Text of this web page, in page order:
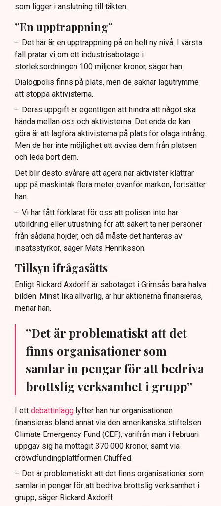
som ligger i anslutning till täkten.
”En upptrappning”
– Det här är en upptrappning på en helt ny nivå. I värsta
fall pratar vi om ett industrisabotage i
storleksordningen 100 miljoner kronor, säger han.
Dialogpolis finns på plats, men de saknar lagutrymme
att stoppa aktivisterna.
– Deras uppgift är egentligen att hindra att något ska
hända mellan oss och aktivisterna. Det enda de kan
göra är att lagföra aktivisterna på plats för olaga intrång.
Men de har inte möjlighet att avvisa dem från platsen
och leda bort dem.
Det blir desto svårare att agera när aktivister klättrar
upp på maskintak flera meter ovanför marken, fortsätter
han.
– Vi har fått förklarat för oss att polisen inte har
utbildning eller utrustning för att säkert ta ner personer
från sådana höjder, och då måste det hanteras av
insatsstyrkor, säger Mats Henriksson.
Tillsyn ifrågasätts
Enligt Rickard Axdorff är sabotaget i Grimsås bara halva
bilden. Minst lika allvarlig, är hur aktionerna finansieras,
menar han.
”Det är problematiskt att det
finns organisationer som
samlar in pengar för att bedriva
brottslig verksamhet i grupp”
I ett debattinlägg lyfter han hur organisationen
finansieras bland annat via den amerikanska stiftelsen
Climate Emergency Fund (CEF), varifrån man i februari
uppgav sig ha mottagit 370 000 kronor, samt via
crowdfundingplattformen Chuffed.
– Det är problematiskt att det finns organisationer som
samlar in pengar för att bedriva brottslig verksamhet i
grupp, säger Rickard Axdorff.